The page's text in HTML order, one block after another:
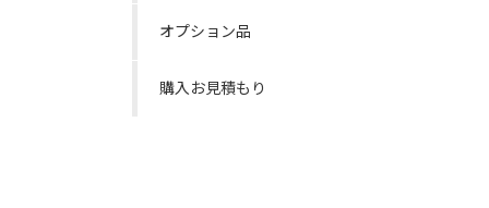
オプション品
購入お見積もり